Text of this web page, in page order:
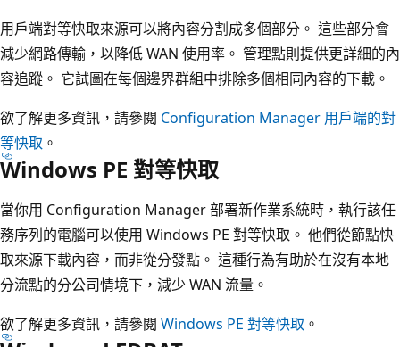
用戶端對等快取來源可以將內容分割成多個部分。 這些部分會
減少網路傳輸，以降低 WAN 使用率。 管理點則提供更詳細的內
容追蹤。 它試圖在每個邊界群組中排除多個相同內容的下載。
欲了解更多資訊，請參閱 Configuration Manager 用戶端的對
等快取 。
Windows PE 對等快取
當你用 Configuration Manager 部署新作業系統時，執行該任
務序列的電腦可以使用 Windows PE 對等快取。 他們從節點快
取來源下載內容，而非從分發點。 這種行為有助於在沒有本地
分流點的分公司情境下，減少 WAN 流量。
欲了解更多資訊，請參閱 Windows PE 對等快取 。